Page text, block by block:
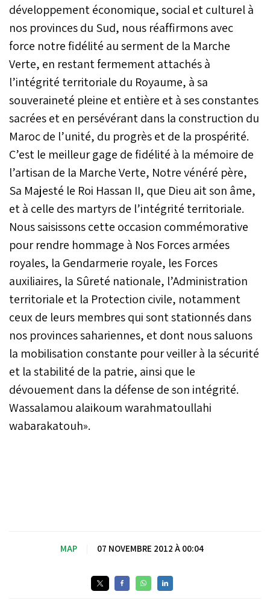
développement économique, social et culturel à
nos provinces du Sud, nous réaffirmons avec
force notre fidélité au serment de la Marche
Verte, en restant fermement attachés à
l’intégrité territoriale du Royaume, à sa
souveraineté pleine et entière et à ses constantes
sacrées et en persévérant dans la construction du
Maroc de l’unité, du progrès et de la prospérité.
C’est le meilleur gage de fidélité à la mémoire de
l’artisan de la Marche Verte, Notre vénéré père,
Sa Majesté le Roi Hassan II, que Dieu ait son âme,
et à celle des martyrs de l’intégrité territoriale.
Nous saisissons cette occasion commémorative
pour rendre hommage à Nos Forces armées
royales, la Gendarmerie royale, les Forces
auxiliaires, la Sûreté nationale, l’Administration
territoriale et la Protection civile, notamment
ceux de leurs membres qui sont stationnés dans
nos provinces sahariennes, et dont nous saluons
la mobilisation constante pour veiller à la sécurité
et la stabilité de la patrie, ainsi que le
dévouement dans la défense de son intégrité.
Wassalamou alaikoum warahmatoullahi
wabarakatouh».
MAP 07 NOVEMBRE 2012 À 00:04